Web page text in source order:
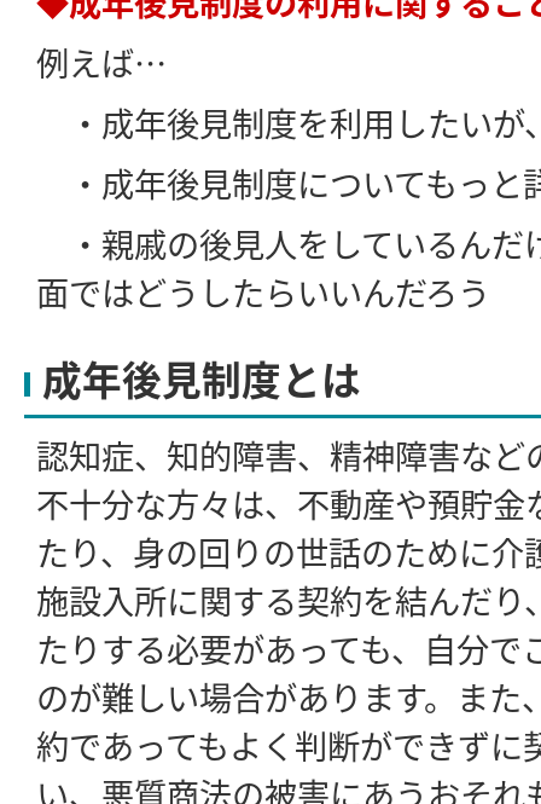
例えば…
・成年後見制度を利用したいが
・成年後見制度についてもっと
・親戚の後見人をしているんだ
面ではどうしたらいいんだろう
成年後見制度とは
認知症、知的障害、精神障害な
不十分な方々は、不動産や預貯
たり、身の回りの世話のために
施設入所に関する契約を結んだり
たりする必要があっても、自分で
のが難しい場合があります。また
約であってもよく判断ができずに
い、悪質商法の被害にあうおそれ